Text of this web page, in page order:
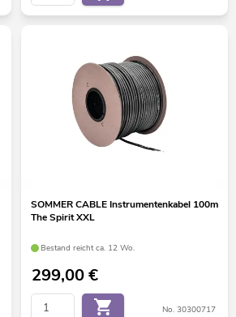
SOMMER CABLE Instrumentenkabel 100m
The Spirit XXL
Bestand reicht ca. 12 Wo.
299,00€
No. 30300717